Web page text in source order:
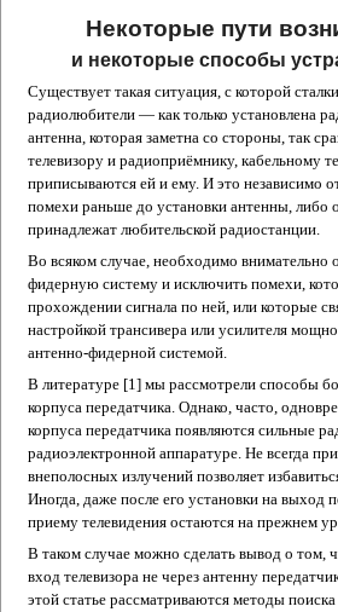
Некоторые пути
и некоторые способы
Существует такая ситуация, с которой
радиолюбители — как только установлена
антенна, которая заметна со стороны, так
телевизору и радиоприёмнику, кабельному
приписываются ей и ему. И это независимо
помехи раньше до установки антенны, либо
принадлежат любительской радиостанции.
Во всяком случае, необходимо внимательно
фидерную систему и исключить помехи,
прохождении сигнала по ней, или которые
настройкой трансивера или усилителя
антенно-фидерной системой.
В литературе [1] мы рассмотрели способы
корпуса передатчика. Однако, часто,
корпуса передатчика появляются сильные
радиоэлектронной аппаратуре. Не всегда
внеполосных излучений позволяет
Иногда, даже после его установки на выход
приему телевидения остаются на прежнем
В таком случае можно сделать вывод о том,
вход телевизора не через антенну
этой статье рассматриваются методы